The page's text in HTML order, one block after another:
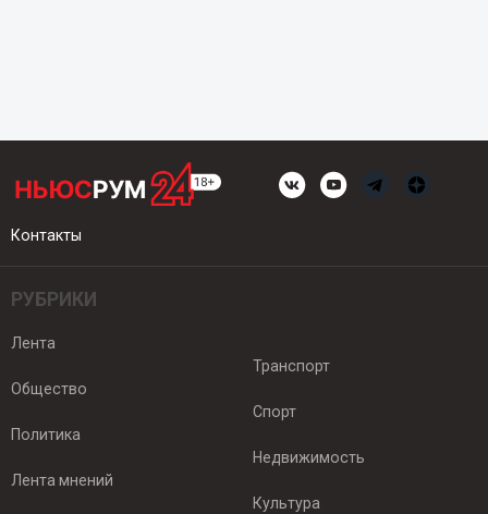
Контакты
РУБРИКИ
Лента
Общество
Политика
Лента мнений
Транспорт
Спорт
Недвижимость
Культура